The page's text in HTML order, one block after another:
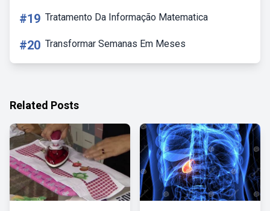
#19 Tratamento Da Informação Matematica
#20 Transformar Semanas Em Meses
Related Posts